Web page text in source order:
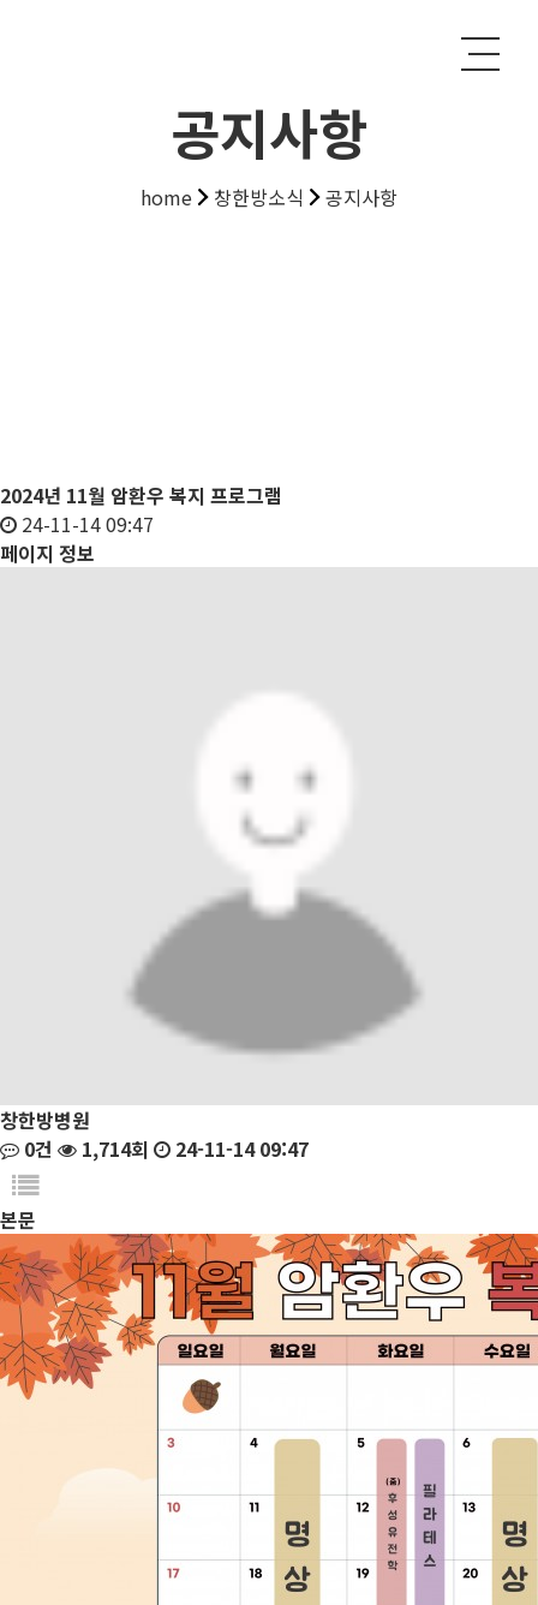
공지사항
home 창한방소식 공지사항
2024년 11월 암환우 복지 프로그램
24-11-14 09:47
페이지 정보
창한방병원
0건
1,714회 24-11-14 09:47
본문